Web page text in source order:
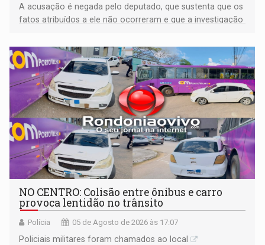
A acusação é negada pelo deputado, que sustenta que os
fatos atribuídos a ele não ocorreram e que a investigação
NO CENTRO: Colisão entre ônibus e carro
provoca lentidão no trânsito
Polícia 05 de Agosto de 2026 às 17:07
Policiais militares foram chamados ao local